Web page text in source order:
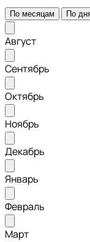
По месяцам По
Август
Сентябрь
Октябрь
Ноябрь
Декабрь
Январь
Февраль
Март